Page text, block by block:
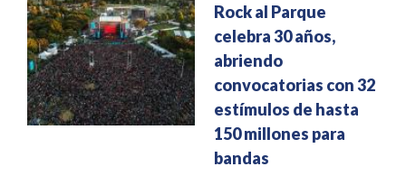
Rock al Parque
celebra 30 años,
abriendo
convocatorias con 32
estímulos de hasta
150 millones para
bandas